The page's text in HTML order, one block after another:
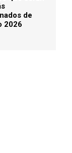
de
2026